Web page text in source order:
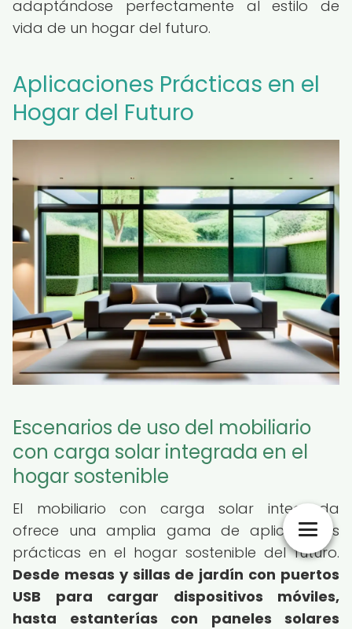
adaptándose perfectamente al estilo de
vida de un hogar del futuro.
Aplicaciones Prácticas en el
Hogar del Futuro
Escenarios de uso del mobiliario
con carga solar integrada en el
hogar sostenible
El mobiliario con carga solar integrada
ofrece una amplia gama de aplicaciones
prácticas en el hogar sostenible del futuro.
Desde mesas y sillas de jardín con puertos
USB para cargar dispositivos móviles,
hasta estanterías con paneles solares